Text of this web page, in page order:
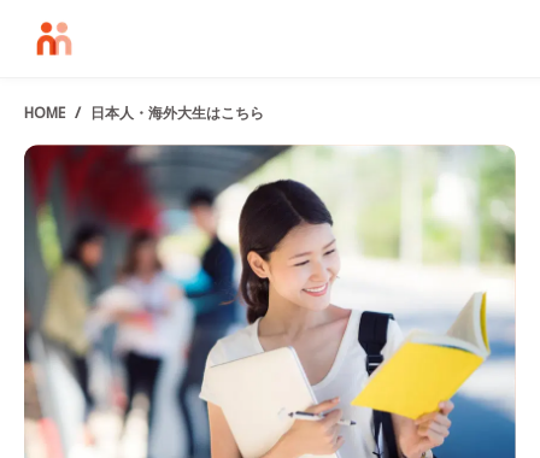
HOME 日本人・海外大生はこちら